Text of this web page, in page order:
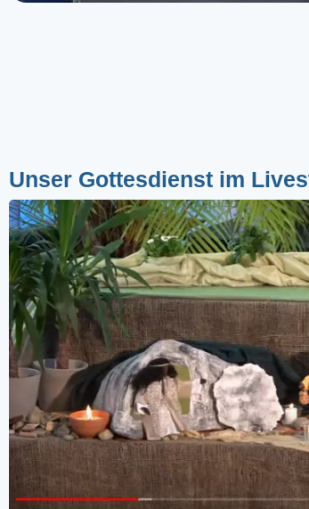
Unser Gottesdienst im